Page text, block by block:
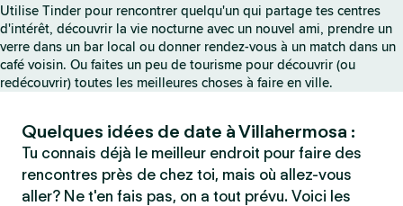
Utilise Tinder pour rencontrer quelqu'un qui partage tes centres
d'intérêt, découvrir la vie nocturne avec un nouvel ami, prendre un
verre dans un bar local ou donner rendez-vous à un match dans un
café voisin. Ou faites un peu de tourisme pour découvrir (ou
redécouvrir) toutes les meilleures choses à faire en ville.
Quelques idées de date à Villahermosa :
Tu connais déjà le meilleur endroit pour faire des
rencontres près de chez toi, mais où allez-vous
aller? Ne t'en fais pas, on a tout prévu. Voici les